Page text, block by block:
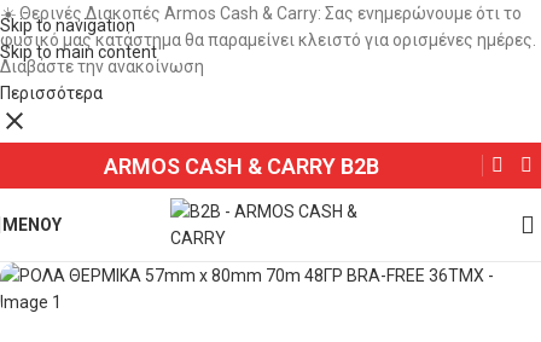
Skip to navigation
Skip to main content
☀️ Θερινές Διακοπές Armos Cash & Carry: Σας ενημερώνουμε ότι το
φυσικό μας κατάστημα θα παραμείνει κλειστό για ορισμένες ημέρες.
Διαβάστε την ανακοίνωση
Περισσότερα
ARMOS CASH & CARRY B2B
ΜΕΝΟΥ
ΚΑΤΟΠΙΝ ΠΑΡΑΓΓΕΛΙΑΣ